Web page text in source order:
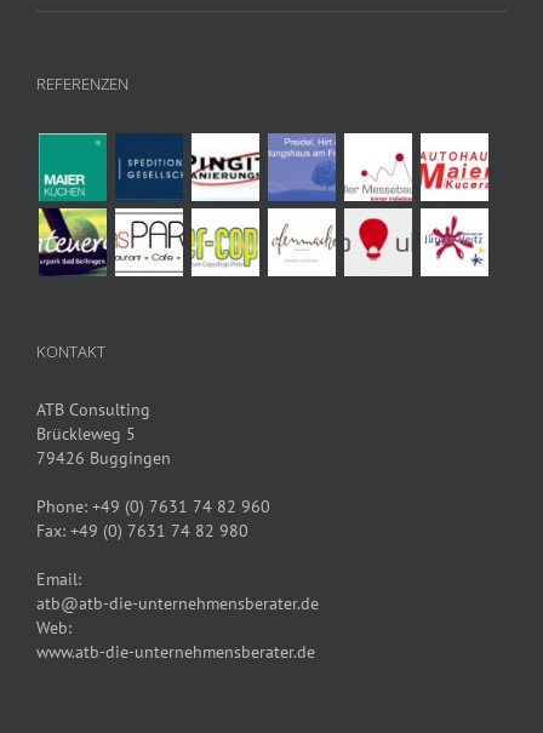
REFERENZEN
KONTAKT
ATB Consulting
Brückleweg 5
79426 Buggingen
Phone: +49 (0) 7631 74 82 960
Fax: +49 (0) 7631 74 82 980
Email:
atb@atb-die-unternehmensberater.de
Web:
www.atb-die-unternehmensberater.de